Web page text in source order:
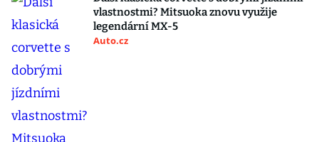
vlastnostmi? Mitsuoka znovu využije
legendární MX-5
Auto.cz